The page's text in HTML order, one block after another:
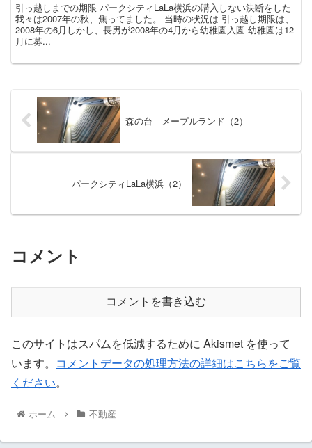
引っ越しまでの期限 パークシティLaLa横浜の購入しない決断をした
我々は2007年の秋、焦ってました。 当時の状況は 引っ越し期限は、
2008年の6月しかし、長男が2008年の4月から幼稚園入園 幼稚園は12
月に募...
森の台 メープルランド（2）
パークシティLaLa横浜（2）
コメント
コメントを書き込む
このサイトはスパムを低減するために Akismet を使って
います。 コメントデータの処理方法の詳細はこちらをご覧
ください。
ホーム 不動産